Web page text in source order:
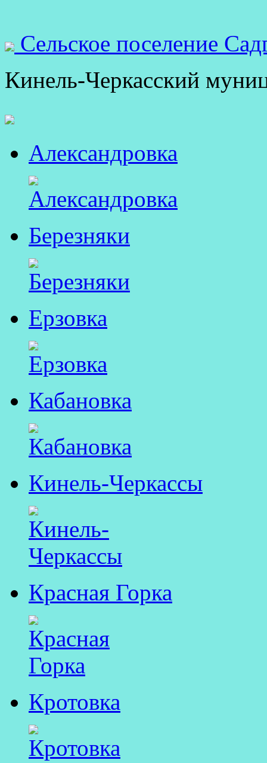
Сельское поселение
Кинель-Черкасский
Александровка
Березняки
Ерзовка
Кабановка
Кинель-Черкассы
Красная Горка
Кротовка